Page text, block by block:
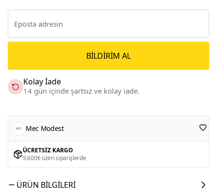
BILDIRIM AL
Kolay İade
14 gün içinde şartsız ve kolay iade.
Mec Modest
ÜCRETSIZ KARGO
9.600₺ üzeri siparişlerde
ÜRÜN BILGILERI